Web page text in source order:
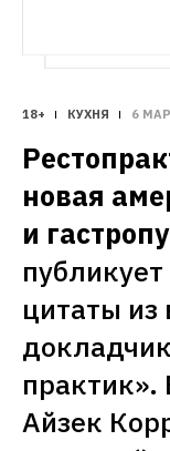
18+ КУХНЯ 6
новая
и
цитаты из
практик».
Айзек